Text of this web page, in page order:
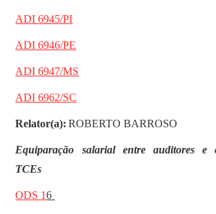
ADI 6945/PI
ADI 6946/PE
ADI 6947/MS
ADI 6962/SC
Relator(a):ROBERTO BARROSO
Equiparação salarial entre auditores e
TCEs
ODS 16